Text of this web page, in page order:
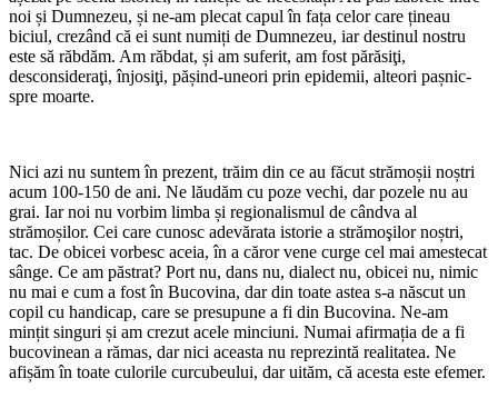
noi și Dumnezeu, și ne-am plecat capul în fața celor care țineau
biciul, crezând că ei sunt numiți de Dumnezeu, iar destinul nostru
este să răbdăm. Am răbdat, și am suferit, am fost părăsiţi,
desconsideraţi, înjosiţi, pășind-uneori prin epidemii, alteori pașnic-
spre moarte.
Nici azi nu suntem în prezent, trăim din ce au făcut strămoșii noștri
acum 100-150 de ani. Ne lăudăm cu poze vechi, dar pozele nu au
grai. Iar noi nu vorbim limba și regionalismul de cândva al
strămoșilor. Cei care cunosc adevărata istorie a strămoşilor noștri,
tac. De obicei vorbesc aceia, în a căror vene curge cel mai amestecat
sânge. Ce am păstrat? Port nu, dans nu, dialect nu, obicei nu, nimic
nu mai e cum a fost în Bucovina, dar din toate astea s-a născut un
copil cu handicap, care se presupune a fi din Bucovina. Ne-am
mințit singuri și am crezut acele minciuni. Numai afirmația de a fi
bucovinean a rămas, dar nici aceasta nu reprezintă realitatea. Ne
afișăm în toate culorile curcubeului, dar uităm, că acesta este efemer.